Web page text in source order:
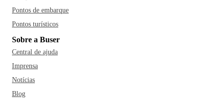
Pontos de embarque
Pontos turísticos
Sobre a Buser
Central de ajuda
Imprensa
Notícias
Blog